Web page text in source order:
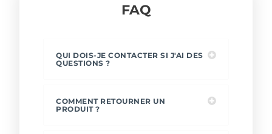
FAQ
QUI DOIS-JE CONTACTER SI J'AI DES
QUESTIONS ?
COMMENT RETOURNER UN
PRODUIT ?